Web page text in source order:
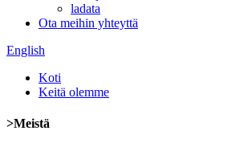
ladata
Ota meihin yhteyttä
English
Koti
Keitä olemme
>Meistä